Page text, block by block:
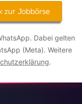
zur Jobbörse
Dabei gelten
(Meta). Weitere
.